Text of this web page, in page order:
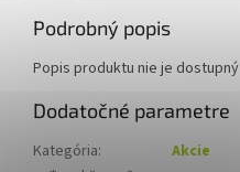
Podrobný popis
Popis produktu nie je dostupný
Dodatočné parametre
Kategória:
Akcie